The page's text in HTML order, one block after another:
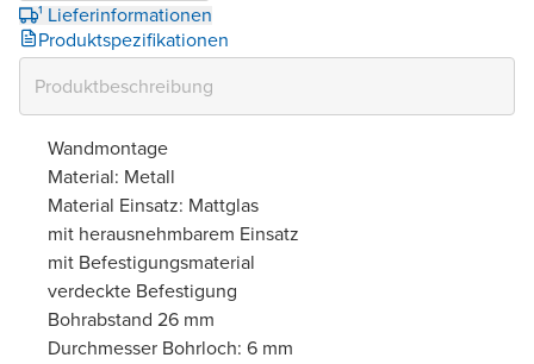
¹ Lieferinformationen
Produktspezifikationen
Wandmontage
Material: Metall
Material Einsatz: Mattglas
mit herausnehmbarem Einsatz
mit Befestigungsmaterial
verdeckte Befestigung
Bohrabstand 26 mm
Durchmesser Bohrloch: 6 mm